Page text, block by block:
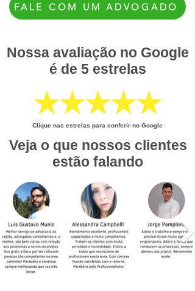
FALE COM UM ADVOGADO
Nossa avaliação no Google
é de 5 estrelas
Clique nas estrelas para conferir no Google
Veja o que nossos clientes
estão falando